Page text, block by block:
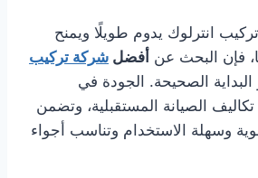
انترلوك يدوم طويلًا ويمنح
فإن البحث عن أفضل شركة تركيب
البداية الصحيحة. الجودة في
الصيانة المستقبلية، وتضمن
وسهلة الاستخدام وتناسب أجواء